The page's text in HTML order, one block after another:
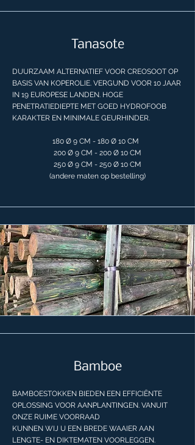
Tanasote
DUURZAAM ALTERNATIEF VOOR CREOSOOT OP
BASIS VAN KOPEROLIE. VERGUND VOOR 10 JAAR
IN 19 EUROPESE LANDEN. HOGE
PENETRATIEDIEPTE MET GOED HYDROFOOB
KARAKTER EN MINIMALE GEURHINDER.
180 Ø 9 CM - 180 Ø 10 CM
200 Ø 9 CM - 200 Ø 10 CM
250 Ø 9 CM - 250 Ø 10 CM
(andere maten op bestelling)
.
.
Bamboe
BAMBOESTOKKEN BIEDEN EEN EFFICIËNTE
OPLOSSING VOOR AANPLANTINGEN. VANUIT
ONZE RUIME VOORRAAD
KUNNEN WIJ U EEN BREDE WAAIER AAN
LENGTE- EN DIKTEMATEN VOORLEGGEN.